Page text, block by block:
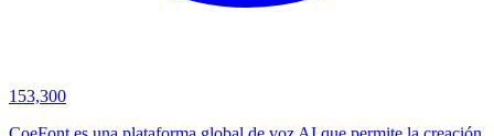
153,300